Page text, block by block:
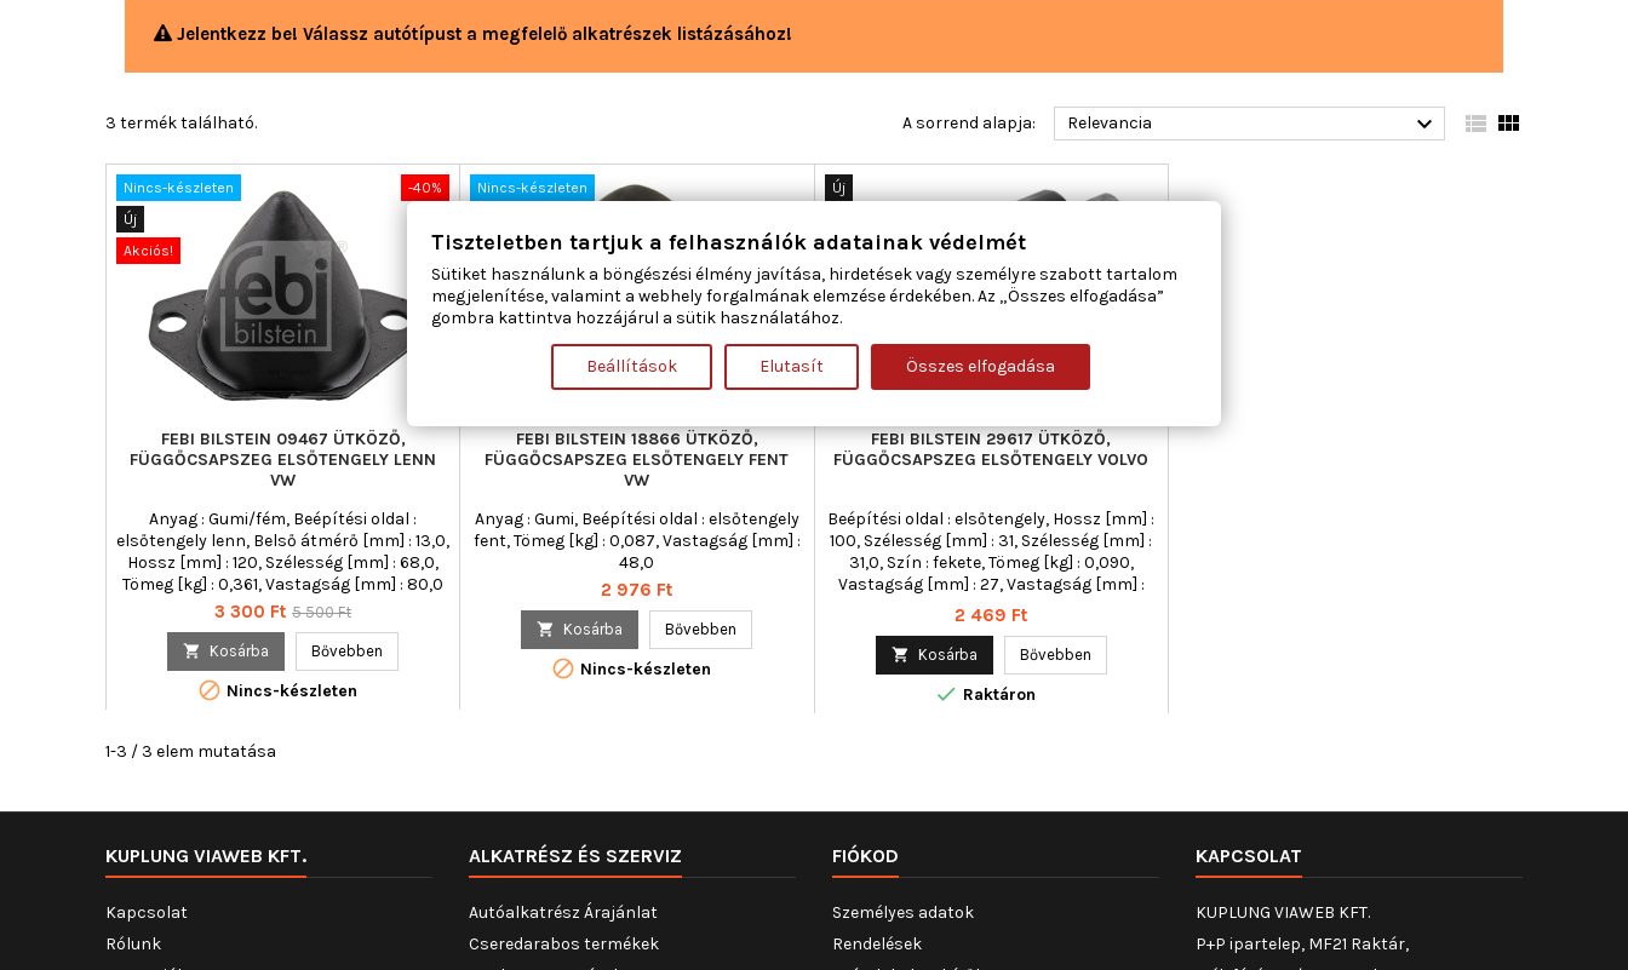
Jelentkezz be! Válassz autótípust a megfelelő alkatrészek listázásához!
3 termék található. A sorrend alapja: Relevancia   
-40%
Nincs-készleten
Új
Akciós!
FEBI BILSTEIN 09467 ÜTKÖZŐ,
FÜGGŐCSAPSZEG ELSŐTENGELY LENN
VW
Anyag : Gumi/fém, Beépítési oldal :
elsőtengely lenn, Belső átmérő [mm] : 13,0,
Hossz [mm] : 120, Szélesség [mm] : 68,0,
Tömeg [kg] : 0,361, Vastagság [mm] : 80,0
Ár
3 300 Ft Normál
5 500 Ft
 Kosárba Bővebben
 Nincs-készleten
Nincs-készleten
Akciós!
FEBI BILSTEIN 18866 ÜTKÖZŐ,
FÜGGŐCSAPSZEG ELSŐTENGELY FENT
VW
Anyag : Gumi, Beépítési oldal : elsőtengely
fent, Tömeg [kg] : 0,087, Vastagság [mm] :
48,0
Ár
2 976 Ft
 Kosárba Bővebben
 Nincs-készleten
Új
FEBI BILSTEIN 29617 ÜTKÖZŐ,
FÜGGŐCSAPSZEG ELSŐTENGELY VOLVO
Beépítési oldal : elsőtengely, Hossz [mm] :
100, Szélesség [mm] : 31, Szélesség [mm] :
31,0, Szín : fekete, Tömeg [kg] : 0,090,
Vastagság [mm] : 27, Vastagság [mm] :
27,0
Ár
2 469 Ft
 Kosárba Bővebben
 Raktáron
1-3 / 3 elem mutatása
KUPLUNG VIAWEB KFT.
Kapcsolat
Rólunk
ALKATRÉSZ ÉS SZERVIZ
Autóalkatrész Árajánlat
Cseredarabos termékek
FIÓKOD
Személyes adatok
Rendelések
KAPCSOLAT
KUPLUNG VIAWEB KFT.
P+P ipartelep, MF21 Raktár,
Tiszteletben tartjuk a felhasználók adatainak védelmét
Sütiket használunk a böngészési élmény javítása, hirdetések vagy személyre szabott tartalom
megjelenítése, valamint a webhely forgalmának elemzése érdekében. Az „Összes elfogadása”
gombra kattintva hozzájárul a sütik használatához.
Beállítások Elutasít Összes elfogadása